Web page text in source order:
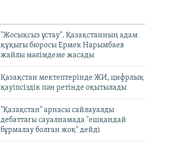
"Жосықсыз ұстау". Қазақстанның адам
құқығы бюросы Ермек Нарымбаев
жайлы мәлімдеме жасады
Қазақстан мектептерінде ЖИ, цифрлық
қауіпсіздік пән ретінде оқытылады
"Қазақстан" арнасы сайлауалды
дебаттағы сауалнамада "ешқандай
бұрмалау болған жоқ" дейді